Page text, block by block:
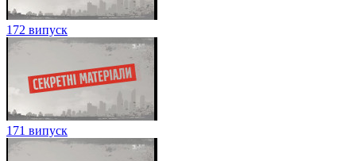
172 випуск
171 випуск